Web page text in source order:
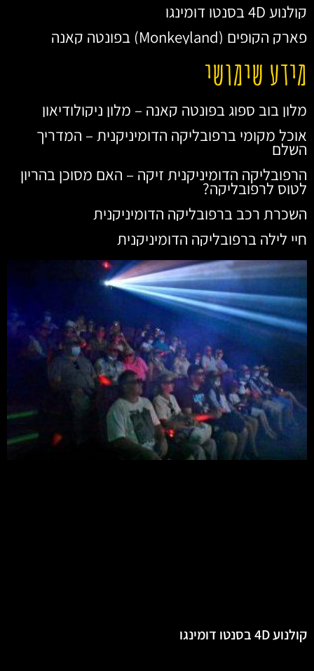
קולנוע 4D בסנטו דומינגו
פארק הקופים (Monkeyland) בפונטה קאנה
מידע שימושי
מלון בוב ספוג בפונטה קאנה – מלון ניקולודיאון
אוכל מקומי ברפובליקה הדומיניקנית – המדריך
השלם
הרפובליקה הדומיניקנית זיקה – האם מסוכן בהריון
לטוס לרפובליקה?
השכרת רכב ברפובליקה הדומיניקנית
חיי לילה ברפובליקה הדומיניקנית
קולנוע 4D בסנטו דומינגו